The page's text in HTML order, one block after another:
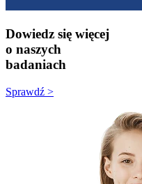
Dowiedz się więcej
o naszych
badaniach
Sprawdź >